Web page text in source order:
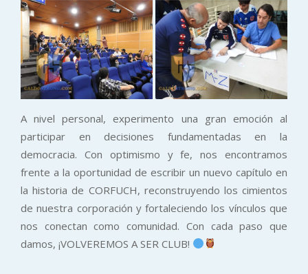
A nivel personal, experimento una gran emoción al
participar en decisiones fundamentadas en la
democracia. Con optimismo y fe, nos encontramos
frente a la oportunidad de escribir un nuevo capítulo en
la historia de CORFUCH, reconstruyendo los cimientos
de nuestra corporación y fortaleciendo los vínculos que
nos conectan como comunidad. Con cada paso que
damos, ¡VOLVEREMOS A SER CLUB!